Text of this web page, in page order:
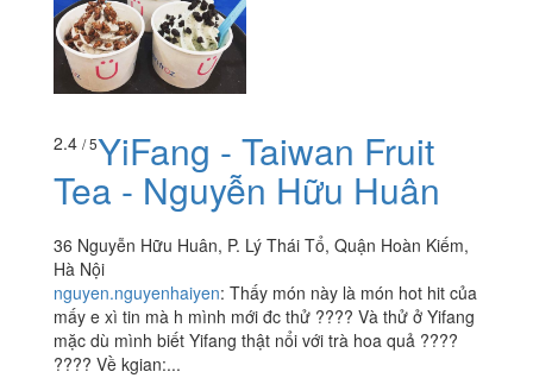
2.4 / 5YiFang - Taiwan Fruit
Tea - Nguyễn Hữu Huân
36 Nguyễn Hữu Huân, P. Lý Thái Tổ, Quận Hoàn Kiếm,
Hà Nội
nguyen.nguyenhaiyen: Thấy món này là món hot hit của
mấy e xì tin mà h mình mới đc thử ???? Và thử ở Yifang
mặc dù mình biết Yifang thật nổi với trà hoa quả ????
???? Về kgian:...